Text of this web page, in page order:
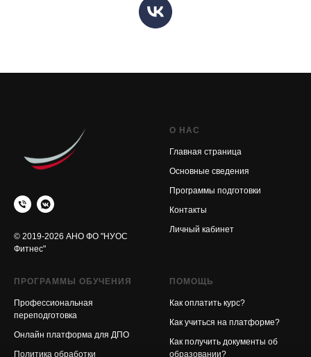
© 2019-2026 АНО ФО "НУОС
Фитнес"
О НАС
Главная страница
Основные сведения
Программы подготовки
Контакты
Личный кабинет
ПРОГРАММЫ ОБУЧЕНИЯ
Профессиональная
переподготовка
Онлайн платформа для ДПО
Политика обработки
ПОМОЩЬ
Как оплатить курс?
Как учиться на платформе?
Как получить документы об
образовании?